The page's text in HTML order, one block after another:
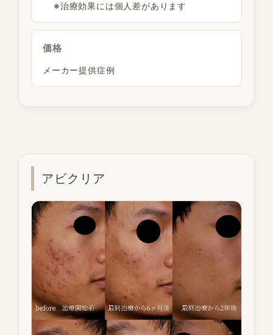
※治療効果には個人差があります
価格
メーカー提供症例
アビクリア